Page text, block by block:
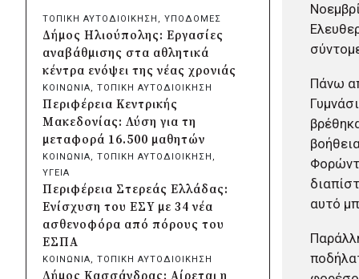
Πάνω
αυτό
ιατροτεχνολογικός εξοπλισμός
και αναβάθμιση του ΚΕΦΙΑΠ
Καρδίτσας
πριν από 2 μέρες
Δήμος Αθηναίων: 651 δημότες
συμμετείχαν στις δράσεις
διατροφικής υποστήριξης
πριν από 2 μέρες
Συνεργασία Περιφέρειας
Κρήτης με Πανεπιστήμιο
Κρήτης και ΙΤΕ για φοιτητικές
εστίες και υποδομές
πριν από 2 μέρες
Δήμος Μετεώρων:
Ολοκληρώθηκε το νέο τοιχείο
ΤΟΠΙΚΗ ΑΥΤΟΔΙΟΙΚΗΣΗ , ΥΠΟΔΟΜΕΣ
Δήμος Ηλιούπολης: Εργασίες
αναβάθμισης στα αθλητικά
κέντρα ενόψει της νέας χρονιάς
ΚΟΙΝΩΝΙΑ, ΤΟΠΙΚΗ ΑΥΤΟΔΙΟΙΚΗΣΗ
Περιφέρεια Κεντρικής
Μακεδονίας: Λύση για τη
μεταφορά 16.500 μαθητών
ΚΟΙΝΩΝΙΑ, ΤΟΠΙΚΗ ΑΥΤΟΔΙΟΙΚΗΣΗ
ΥΓΕΙΑ
Περιφέρεια Στερεάς Ελλάδας:
Ενίσχυση του ΕΣΥ με 34 νέα
ασθενοφόρα από πόρους του
ΕΣΠΑ
ΚΟΙΝΩΝΙΑ, ΤΟΠΙΚΗ ΑΥΤΟΔΙΟΙΚΗΣΗ